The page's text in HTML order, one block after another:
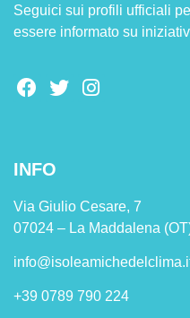
Seguici sui profili ufficiali
essere informato su
INFO
Via Giulio Cesare, 7
07024 – La Maddalena
+39 0789 790 224